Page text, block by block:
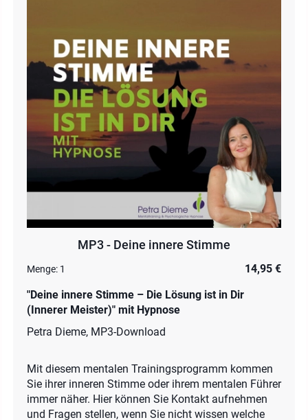
MP3 - Deine innere Stimme
Menge: 1
14,95 €
"Deine innere Stimme – Die Lösung ist in Dir
(Innerer Meister)" mit Hypnose
Petra Dieme, MP3-Download
Mit diesem mentalen Trainingsprogramm kommen
Sie ihrer inneren Stimme oder ihrem mentalen Führer
immer näher. Hier können Sie Kontakt aufnehmen
und Fragen stellen, wenn Sie nicht wissen welche